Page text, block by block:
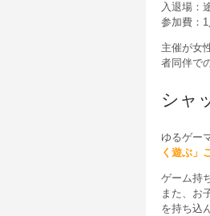
入退場：
参加費：1
主催が女
者同伴で
シャ
ゆるゲー
く遊ぶ」
ゲーム持
また、お
を持ち込